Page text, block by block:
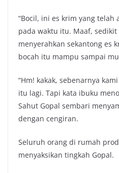
“Bocil, ini es krim yang
pada waktu itu. Maaf,
menyerahkan sekantong es
bocah itu mampu sampai
“Hm! kakak, sebenarnya
itu lagi. Tapi kata ibuku
Sahut Gopal sembari
dengan cengiran.
Seluruh orang di rumah
menyaksikan tingkah Gopal.